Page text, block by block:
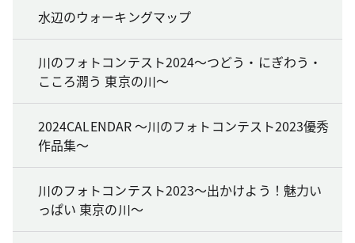
水辺のウォーキングマップ
川のフォトコンテスト2024～つどう・にぎわう・
こころ潤う 東京の川～
2024CALENDAR ～川のフォトコンテスト2023優秀
作品集～
川のフォトコンテスト2023～出かけよう！魅力い
っぱい 東京の川～